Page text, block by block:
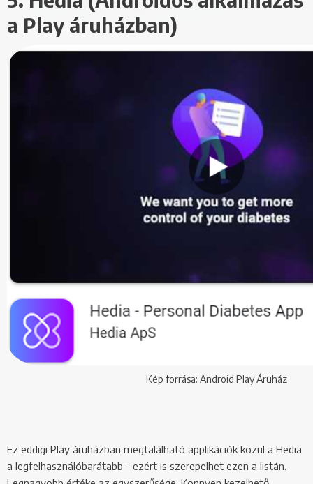
a Play áruházban)
Kép forrása: Android Play Áruház
Ez eddigi Play áruházban megtalálható applikációk közül a Hedia
a legfelhasználóbarátabb - ezért is szerepelhet ezen a listán.